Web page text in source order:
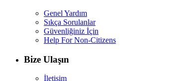
Genel Yardım
Sıkça Sorulanlar
Güvenliğiniz İçin
Help For Non-Citizens
Bize Ulaşın
İletişim